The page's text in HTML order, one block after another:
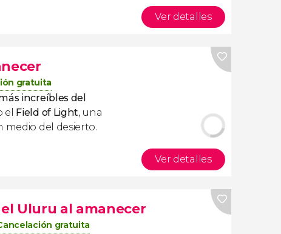
Ver detalles
gratuita
increíbles del
el Field of Light, una
medio del desierto.
Ver detalles
Uluru al amanecer
gratuita